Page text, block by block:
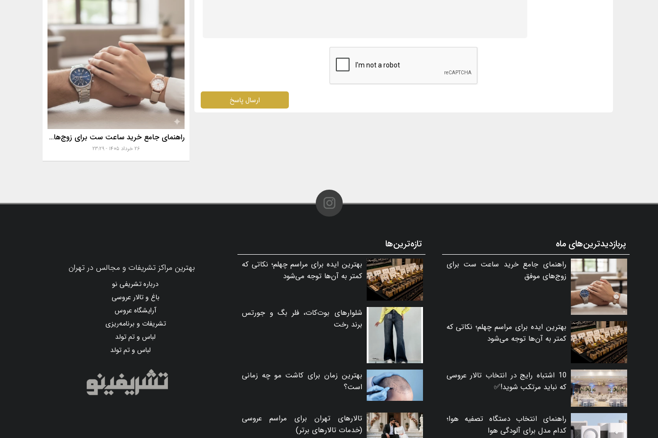
ارسال پاسخ
راهنمای جامع خرید ساعت ست برای زوج‌های موفق
۲۶ خرداد ۱۴۰۵ - ۲۳:۲۹
پربازدیدترین‌های ماه
راهنمای جامع خرید ساعت ست برای
زوج‌های موفق
بهترین ایده برای مراسم چهلم؛ نکاتی که
کمتر به آن‌ها توجه می‌شود
10 اشتباه رایج در انتخاب تالار عروسی
که نباید مرتکب شوید!✅
راهنمای انتخاب دستگاه تصفیه هوا؛
کدام مدل برای آلودگی هوا
تازه‌ترین‌ها
بهترین ایده برای مراسم چهلم؛ نکاتی که
کمتر به آن‌ها توجه می‌شود
شلوارهای بوت‌کات، فلر بگ و جورتس
برند رخت
بهترین زمان برای کاشت مو چه زمانی
است؟
تالارهای تهران برای مراسم عروسی
(خدمات تالارهای برتر)
بهترین مراکز تشریفات و مجالس در تهران
درباره تشریفی نو
باغ و تالار عروسی
آرایشگاه عروس
تشریفات و برنامه‌ریزی
لباس و تم تولد
لباس و تم تولد